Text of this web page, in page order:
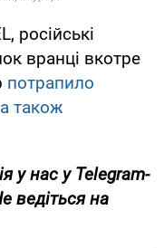
російські
вранці вкотре
потрапило
також
у нас у Telegram-
ведіться на